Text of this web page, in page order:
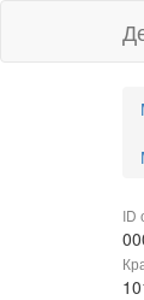
ID